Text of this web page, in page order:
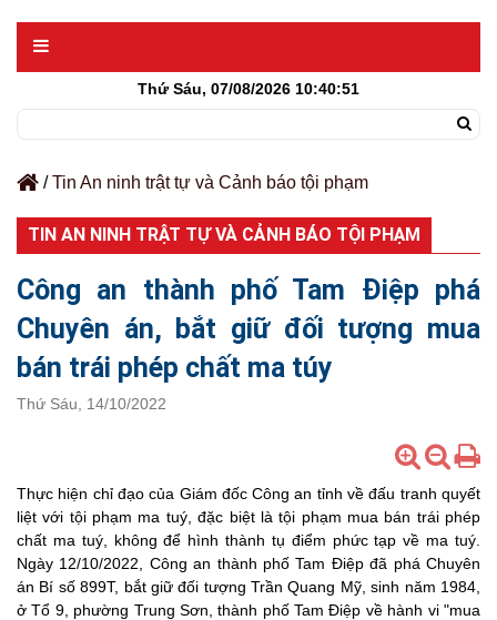
Thứ Sáu, 07/08/2026 10:40:51
/ Tin An ninh trật tự và Cảnh báo tội phạm
TIN AN NINH TRẬT TỰ VÀ CẢNH BÁO TỘI PHẠM
Công an thành phố Tam Điệp phá
Chuyên án, bắt giữ đối tượng mua
bán trái phép chất ma túy
Thứ Sáu, 14/10/2022
Thực hiện chỉ đạo của Giám đốc Công an tỉnh về đấu tranh quyết
liệt với tội phạm ma tuý, đặc biệt là tội phạm mua bán trái phép
chất ma tuý, không để hình thành tụ điểm phức tạp về ma tuý.
Ngày 12/10/2022, Công an thành phố Tam Điệp đã phá Chuyên
án Bí số 899T, bắt giữ đối tượng Trần Quang Mỹ, sinh năm 1984,
ở Tổ 9, phường Trung Sơn, thành phố Tam Điệp về hành vi "mua